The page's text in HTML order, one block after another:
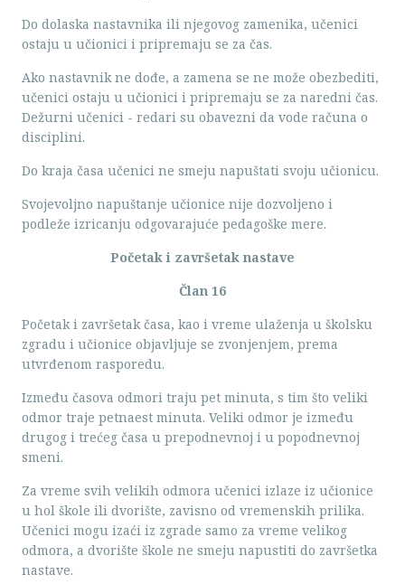
Do dolaska nastavnika ili njegovog zamenika, učenici
ostaju u učionici i pripremaju se za čas.
Ako nastavnik ne dođe, a zamena se ne može obezbediti,
učenici ostaju u učionici i pripremaju se za naredni čas.
Dežurni učenici - redari su obavezni da vode računa o
disciplini.
Do kraja časa učenici ne smeju napuštati svoju učionicu.
Svojevoljno napuštanje učionice nije dozvoljeno i
podleže izricanju odgovarajuće pedagoške mere.
Početak i završetak nastave
Član 16
Početak i završetak časa, kao i vreme ulaženja u školsku
zgradu i učionice objavljuje se zvonjenjem, prema
utvrđenom rasporedu.
Između časova odmori traju pet minuta, s tim što veliki
odmor traje petnaest minuta. Veliki odmor je između
drugog i trećeg časa u prepodnevnoj i u popodnevnoj
smeni.
Za vreme svih velikih odmora učenici izlaze iz učionice
u hol škole ili dvorište, zavisno od vremenskih prilika.
Učenici mogu izaći iz zgrade samo za vreme velikog
odmora, a dvorište škole ne smeju napustiti do završetka
nastave.